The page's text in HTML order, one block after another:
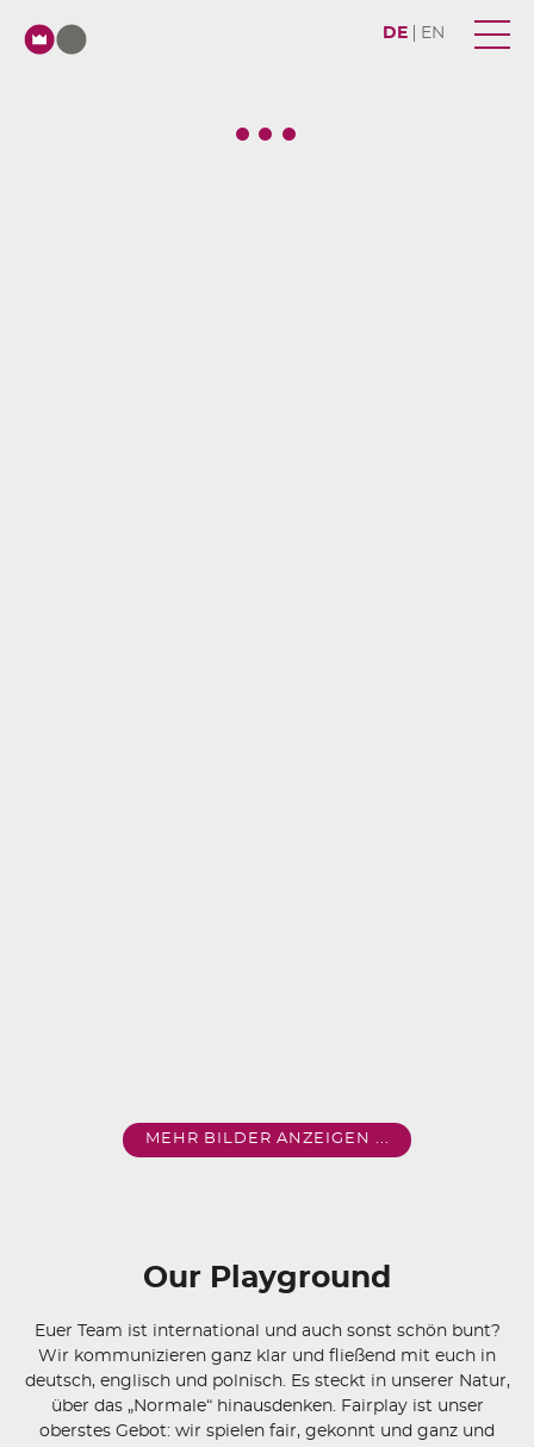
DE EN
MEHR BILDER ANZEIGEN ...
Our Playground
Euer Team ist international und auch sonst schön bunt?
Wir kommunizieren ganz klar und fließend mit euch in
deutsch, englisch und polnisch. Es steckt in unserer Natur,
über das „Normale“ hinausdenken. Fairplay ist unser
oberstes Gebot: wir spielen fair, gekonnt und ganz und